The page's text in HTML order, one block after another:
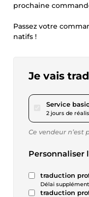
prochaine
Passez votre
natifs !
Je vais
Service
2 jours de
Ce vendeur n’est
Personnaliser
traduction
Délai
traduction